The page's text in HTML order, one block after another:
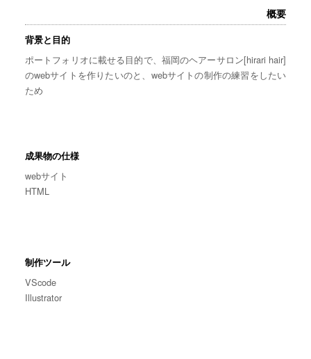
概要
背景と目的
ポートフォリオに載せる目的で、福岡のヘアーサロン[hirari hair]
のwebサイトを作りたいのと、webサイトの制作の練習をしたい
ため
成果物の仕様
webサイト
HTML
制作ツール
VScode
Illustrator